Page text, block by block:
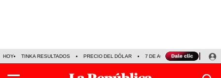
HOY TINKA RESULTADOS PRECIO DEL DÓLAR 7 DE AGOSTO OLLANTA